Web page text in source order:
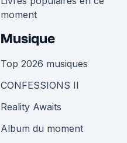
moment
Musique
Top 2026 musiques
CONFESSIONS II
Reality Awaits
Album du moment